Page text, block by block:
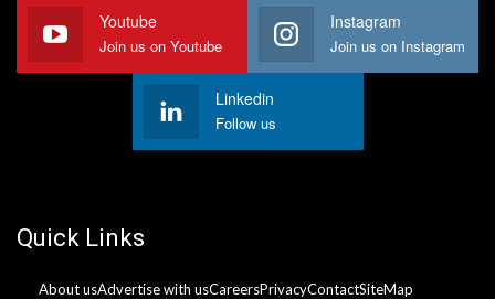
Youtube
Join us on Youtube
Instagram
Join us on Instagram
Linkedin
Follow us
Quick Links
About usAdvertise with usCareersPrivacyContactSiteMap